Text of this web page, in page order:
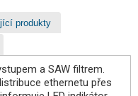
produkty
a SAW filtrem.
ethernetu přes